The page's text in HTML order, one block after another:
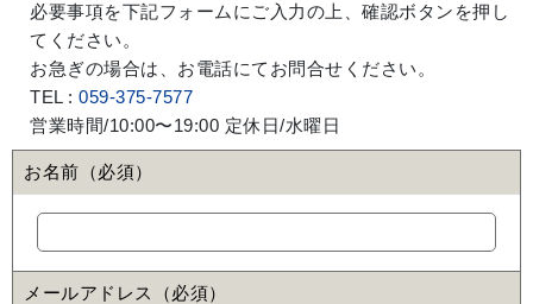
必要事項を下記フォームにご入力の上、確認ボタンを押し
てください。
お急ぎの場合は、お電話にてお問合せください。
TEL : 059-375-7577
営業時間/10:00〜19:00 定休日/水曜日
お名前（必須）
メールアドレス（必須）